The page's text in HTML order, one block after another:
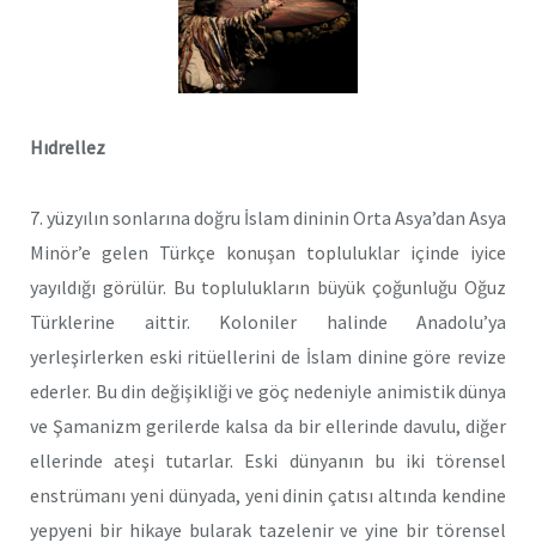
Hıdrellez
7. yüzyılın sonlarına doğru İslam dininin Orta Asya’dan Asya
Minör’e gelen Türkçe konuşan topluluklar içinde iyice
yayıldığı görülür. Bu toplulukların büyük çoğunluğu Oğuz
Türklerine aittir. Koloniler halinde Anadolu’ya
yerleşirlerken eski ritüellerini de İslam dinine göre revize
ederler. Bu din değişikliği ve göç nedeniyle animistik dünya
ve Şamanizm gerilerde kalsa da bir ellerinde davulu, diğer
ellerinde ateşi tutarlar. Eski dünyanın bu iki törensel
enstrümanı yeni dünyada, yeni dinin çatısı altında kendine
yepyeni bir hikaye bularak tazelenir ve yine bir törensel